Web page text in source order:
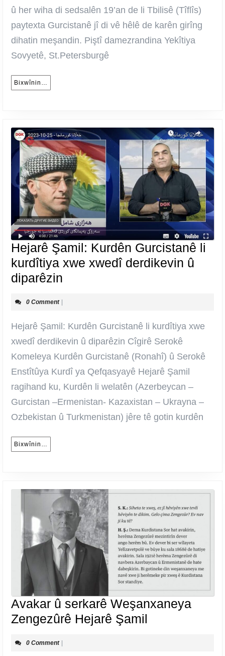
–
Hejarê
Şamil
û her wiha di sedsalên 19’an de li Tbilisê (Tîflîs)
paytexta Gurcistanê jî di vê hêlê de karên girîng
dihatin meşandin. Piştî damezrandina Yekîtiya
Sovyetê, St.Petersburgê
Bixwînin…
Hejarê Şamil: Kurdên Gurcistanê li
kurdîtiya xwe xwedî derdikevin û
diparêzin
Gurcistanê
li
kurdîtiya
xwe
xwedî
derdikevin
û
0 Comment
Hejarê Şamil: Kurdên Gurcistanê li kurdîtiya xwe
xwedî derdikevin û diparêzin Cîgirê Serokê
Komeleya Kurdên Gurcistanê (Ronahî) û Serokê
Enstîtûya Kurdî ya Qefqasyayê Hejarê Şamil
ragihand ku, Kurdên li welatên (Azerbeycan –
Gurcistan –Ermenistan- Kazaxistan – Ukrayna –
Ozbekistan û Turkmenistan) jêre tê gotin kurdên
Bixwînin…
Avakar û serkarê Weşanxaneya
Zengezûrê Hejarê Şamil
0 Comment